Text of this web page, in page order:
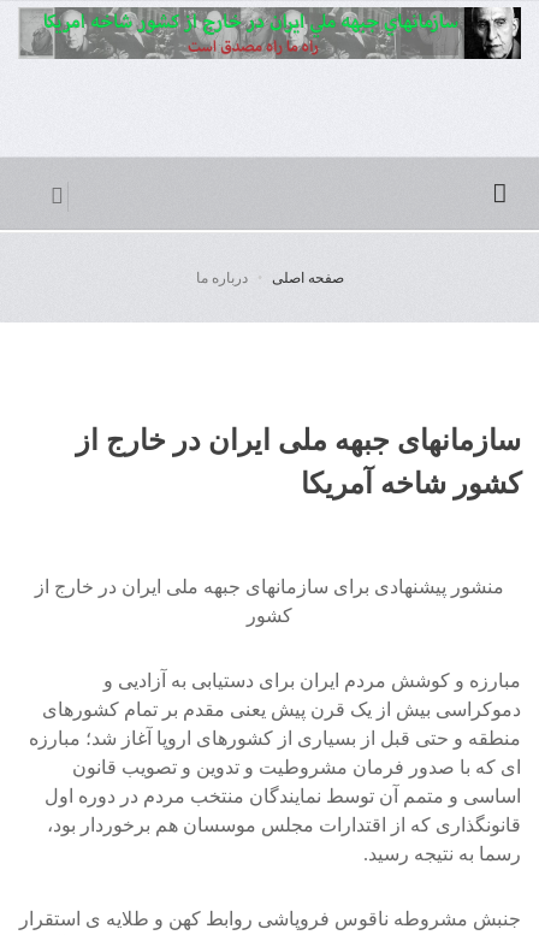
صفحه اصلی درباره ما
سازمانهای جبهه ملی ایران در خارج از
کشور شاخه آمریکا
منشور پيشنهادی برای سازمانهای جبهه ملی ایران در خارج از
کشور
مبارزه و کوشش مردم ايران برای دستيابی به آزاديی و
دموکراسی بيش از يک قرن پيش يعنی مقدم بر تمام کشورهای
منطقه و حتی قبل از بسياری از کشورهای اروپا آغاز شد؛ مبارزه
ای که با صدور فرمان مشروطيت و تدوين و تصويب قانون
اساسی و متمم آن توسط نمايندگان منتخب مردم در دوره اول
قانونگذاری که از اقتدارات مجلس موسسان هم برخوردار بود،
رسما به نتيجه رسيد.
جنبش مشروطه ناقوس فروپاشی روابط کهن و طلايه ی استقرار